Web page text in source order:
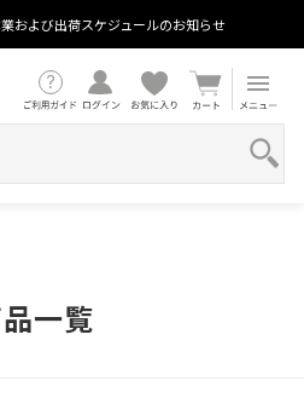
および出荷スケジュールのお知らせ
一覧